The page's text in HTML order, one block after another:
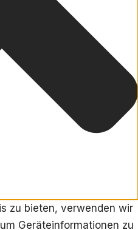
zu bieten, verwenden wir
Geräteinformationen zu